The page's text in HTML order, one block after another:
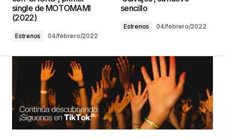
single de MOTOMAMI
(2022)
Estrenos 04/febrero/2022
sencillo
Estrenos 04/febrero/2022